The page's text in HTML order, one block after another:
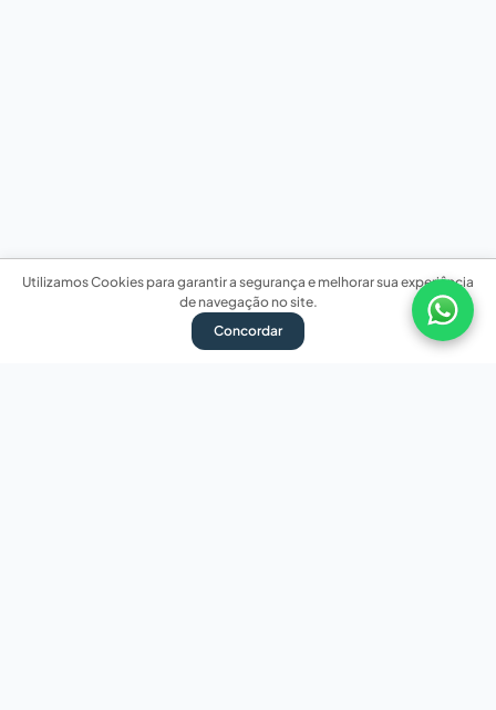
Utilizamos Cookies para garantir a segurança e melhorar sua experiência
de navegação no site.
Concordar